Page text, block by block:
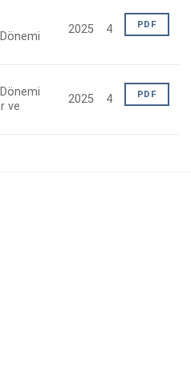
2025 4 PDF
ve
2025 4 PDF